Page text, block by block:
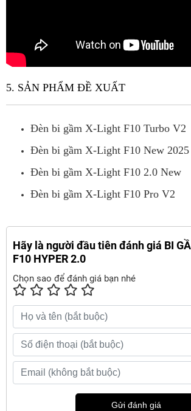
5. SẢN PHẨM ĐỀ XUẤT
Đèn bi gầm X-Light F10 Turbo V2
Đèn bi gầm X-Light F10 New 2025
Đèn bi gầm X-Light F10 2.0 New
Đèn bi gầm X-Light F10 Pro V2
Hãy là người đầu tiên đánh giá BI
F10 HYPER 2.0
Chọn sao để đánh giá bạn nhé
Gửi đánh giá